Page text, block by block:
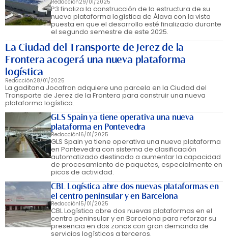
Redacción29/01/2025
P3 finaliza la construcción de la estructura de su
nueva plataforma logística de Álava con la vista
puesta en que el desarrollo esté finalizado durante
el segundo semestre de este 2025.
La Ciudad del Transporte de Jerez de la
Frontera acogerá una nueva plataforma
logística
Redacción28/01/2025
La gaditana Jocafran adquiere una parcela en la Ciudad del
Transporte de Jerez de la Frontera para construir una nueva
plataforma logística.
GLS Spain ya tiene operativa una nueva
plataforma en Pontevedra
Redacción16/01/2025
GLS Spain ya tiene operativa una nueva plataforma
en Pontevedra con sistema de clasificación
automatizado destinado a aumentar la capacidad
de procesamiento de paquetes, especialmente en
picos de actividad.
CBL Logística abre dos nuevas plataformas en
el centro peninsular y en Barcelona
Redacción15/01/2025
CBL Logística abre dos nuevas plataformas en el
centro peninsular y en Barcelona para reforzar su
presencia en dos zonas con gran demanda de
servicios logísticos a terceros.